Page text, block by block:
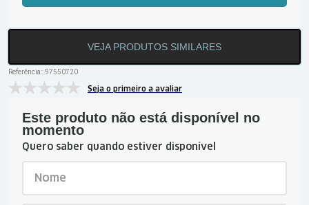
VEJA PRODUTOS SIMILARES
Referência::97550720
Seja o primeiro a avaliar
Este produto não está disponível no
momento
Quero saber quando estiver disponível